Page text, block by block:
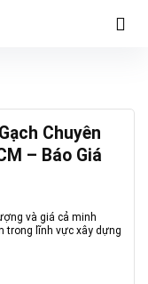
Chuyên
– Báo Giá
và giá cả minh
trong lĩnh vực xây dựng